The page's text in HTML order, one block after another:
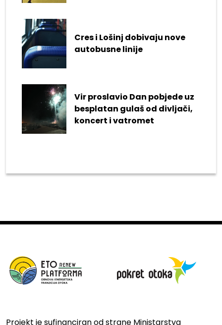
Cres i Lošinj dobivaju nove
autobusne linije
Vir proslavio Dan pobjede uz
besplatan gulaš od divljači,
koncert i vatromet
Projekt je sufinanciran od strane Ministarstva